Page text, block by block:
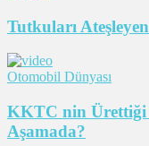
Tutkuları
Otomobil Dünyası
KKTC nin Ürettiği
Aşamada?